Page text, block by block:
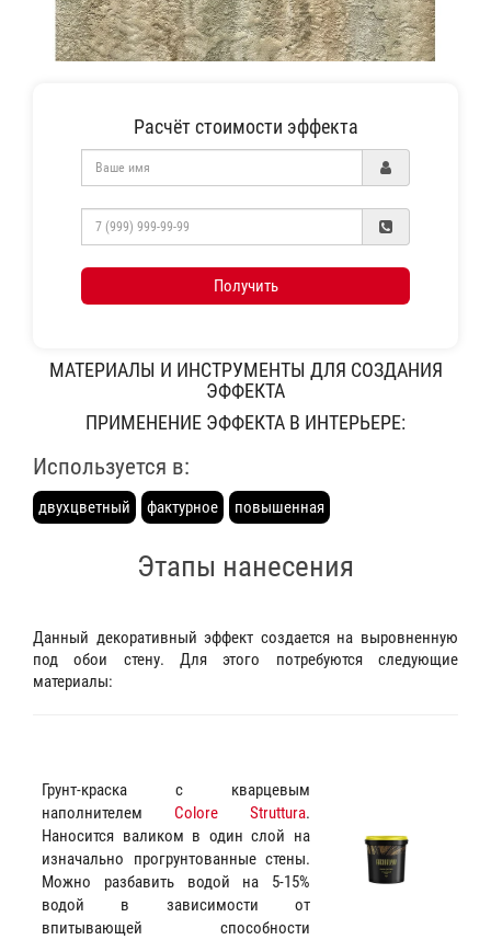
Расчёт стоимости эффекта
Получить
МАТЕРИАЛЫ И ИНСТРУМЕНТЫ ДЛЯ СОЗДАНИЯ
ЭФФЕКТА
ПРИМЕНЕНИЕ ЭФФЕКТА В ИНТЕРЬЕРЕ:
Используется в:
двухцветный фактурное повышенная
Этапы нанесения
Данный декоративный эффект создается на выровненную
под обои стену. Для этого потребуются следующие
материалы:
Грунт-краска с кварцевым
наполнителем Colore Struttura.
Наносится валиком в один слой на
изначально прогрунтованные стены.
Можно разбавить водой на 5-15%
водой в зависимости от
впитывающей способности